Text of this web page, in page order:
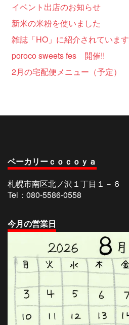
イベント出店のお知らせ
新米の米粉を使いました
雑誌「HO」に紹介されています
poroco sweets fes 開催!!
2月の宅配便メニュー（予定）
ベーカリーｃｏｃｏｙａ
札幌市南区北ノ沢１丁目１－６
Tel：080-5586-0558
今月の営業日